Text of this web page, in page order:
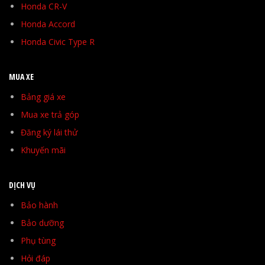
Honda CR-V
Honda Accord
Honda Civic Type R
MUA XE
Bảng giá xe
Mua xe trả góp
Đăng ký lái thử
Khuyến mãi
DỊCH VỤ
Bảo hành
Bảo dưỡng
Phụ tùng
Hỏi đáp